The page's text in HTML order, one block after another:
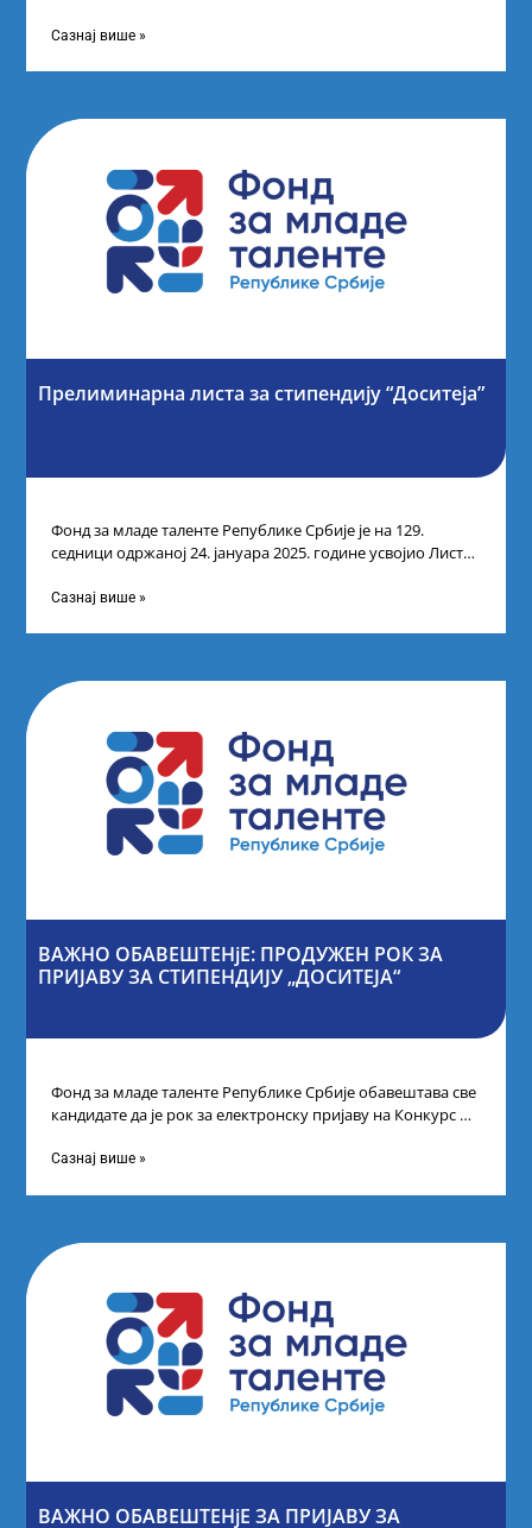
Сазнај више »
Прелиминарна листа за стипендију “Доситеја”
Фонд за младе таленте Републике Србије је на 129.
седници одржаној 24. јануара 2025. године усвојио Листу
Сазнај више »
ВАЖНО ОБАВЕШТЕНјЕ: ПРОДУЖЕН РОК ЗА
ПРИЈАВУ ЗА СТИПЕНДИЈУ „ДОСИТЕЈА“
Фонд за младе таленте Републике Србије обавештава све
кандидате да је рок за електронску пријаву на Конкурс за
Сазнај више »
ВАЖНО ОБАВЕШТЕНјЕ ЗА ПРИЈАВУ ЗА